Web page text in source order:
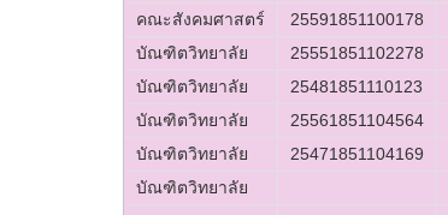
คณะสังคมศาสตร์
25591851100178
บัณฑิตวิทยาลัย
25551851102278
บัณฑิตวิทยาลัย
25481851110123
บัณฑิตวิทยาลัย
25561851104564
บัณฑิตวิทยาลัย
25471851104169
บัณฑิตวิทยาลัย